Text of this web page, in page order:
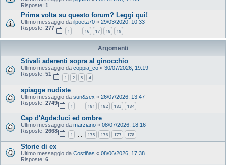
Risposte: 1
Prima volta su questo forum? Leggi qui!
Ultimo messaggio da ilpoeta70 « 29/03/2020, 10:33
Risposte: 277
1 16 17 18 19
Argomenti
Stivali aderenti sopra al ginocchio
Ultimo messaggio da coppia_co « 30/07/2026, 19:19
Risposte: 51
1 2 3 4
spiagge nudiste
Ultimo messaggio da sun&sex « 26/07/2026, 13:47
Risposte: 2749
1 181 182 183 184
Cap d'Agde:luci ed ombre
Ultimo messaggio da marziano « 08/07/2026, 18:16
Risposte: 2668
1 175 176 177 178
Storie di ex
Ultimo messaggio da Costiñas « 08/06/2026, 17:38
Risposte: 6